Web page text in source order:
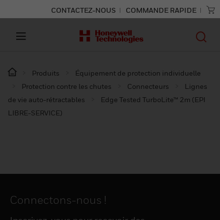
CONTACTEZ-NOUS COMMANDE RAPIDE
Produits
Équipement de protection individuelle
Protection contre les chutes
Connecteurs
Lignes
de vie auto-rétractables
Edge Tested TurboLite™ 2m (EPI
LIBRE-SERVICE)
Connectons-nous !